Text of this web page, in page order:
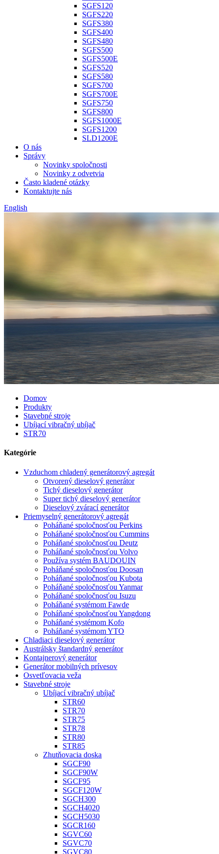
SGFS120
SGFS220
SGFS380
SGFS400
SGFS480
SGFS500
SGFS500E
SGFS520
SGFS580
SGFS700
SGFS700E
SGFS750
SGFS800
SGFS1000E
SGFS1200
SLD1200E
O nás
Správy
Novinky spoločnosti
Novinky z odvetvia
Často kladené otázky
Kontaktujte nás
English
Domov
Produkty
Stavebné stroje
Ubíjací vibračný ubíjač
STR70
Kategórie
Vzduchom chladený generátorový agregát
Otvorený dieselový generátor
Tichý dieselový generátor
Super tichý dieselový generátor
Dieselový zvárací generátor
Priemyselný generátorový agregát
Poháňané spoločnosťou Perkins
Poháňané spoločnosťou Cummins
Poháňané spoločnosťou Deutz
Poháňané spoločnosťou Volvo
Používa systém BAUDOUIN
Poháňané spoločnosťou Doosan
Poháňané spoločnosťou Kubota
Poháňané spoločnosťou Yanmar
Poháňané spoločnosťou Isuzu
Poháňané systémom Fawde
Poháňané spoločnosťou Yangdong
Poháňané systémom Kofo
Poháňané systémom YTO
Chladiaci dieselový generátor
Austrálsky štandardný generátor
Kontajnerový generátor
Generátor mobilných prívesov
Osvetľovacia veža
Stavebné stroje
Ubíjací vibračný ubíjač
STR60
STR70
STR75
STR78
STR80
STR85
Zhutňovacia doska
SGCF90
SGCF90W
SGCF95
SGCF120W
SGCH300
SGCH4020
SGCH5030
SGCR160
SGVC60
SGVC70
SGVC80